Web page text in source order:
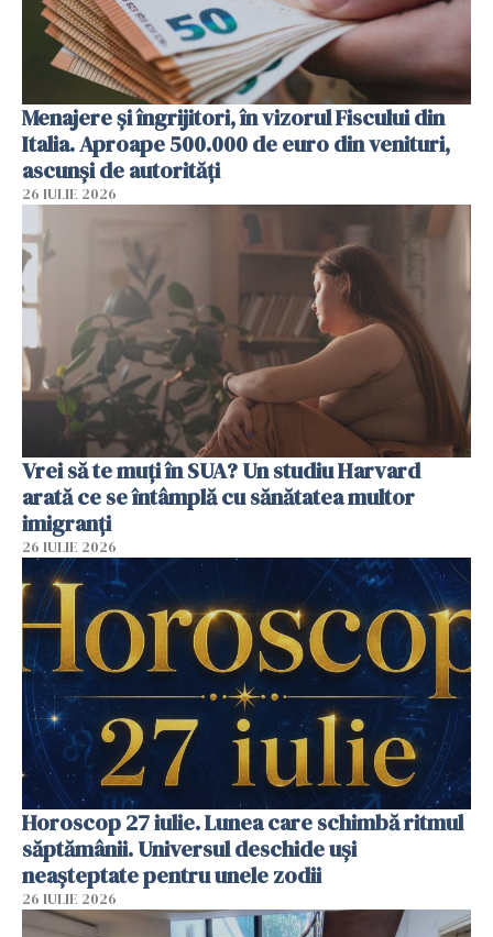
Menajere și îngrijitori, în vizorul Fiscului din
Italia. Aproape 500.000 de euro din venituri,
ascunși de autorități
26 IULIE 2026
Vrei să te muți în SUA? Un studiu Harvard
arată ce se întâmplă cu sănătatea multor
imigranți
26 IULIE 2026
Horoscop 27 iulie. Lunea care schimbă ritmul
săptămânii. Universul deschide uși
neașteptate pentru unele zodii
26 IULIE 2026